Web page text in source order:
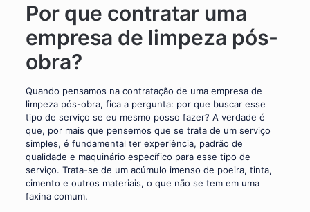
Por que contratar uma
empresa de limpeza pós-
obra?
Quando pensamos na contratação de uma empresa de
limpeza pós-obra, fica a pergunta: por que buscar esse
tipo de serviço se eu mesmo posso fazer? A verdade é
que, por mais que pensemos que se trata de um serviço
simples, é fundamental ter experiência, padrão de
qualidade e maquinário específico para esse tipo de
serviço. Trata-se de um acúmulo imenso de poeira, tinta,
cimento e outros materiais, o que não se tem em uma
faxina comum.